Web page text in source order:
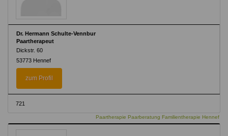
Dr. Hermann Schulte-Vennbur
Paartherapeut
Dickstr. 60
53773 Hennef
zum Profil
721
Paartherapie Paarberatung Familientherapie Hennef